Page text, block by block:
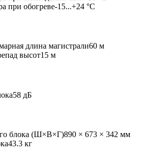
при обогреве-15...+24 °C
длина магистрали60 м
высот15 м
58 дБ
блока (Ш×В×Г)890 × 673 × 342 мм
43.3 кг